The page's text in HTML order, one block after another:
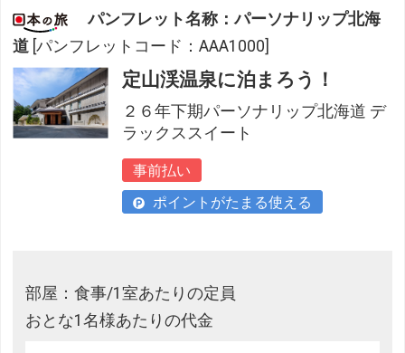
パンフレット名称：パーソナリップ北海
道 [パンフレットコード：AAA1000]
定山渓温泉に泊まろう！
２６年下期パーソナリップ北海道 デ
ラックススイート
事前払い
ポイントがたまる使える
部屋：食事/1室あたりの定員
おとな1名様あたりの代金